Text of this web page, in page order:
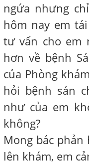
ngứa nhưng
hôm nay em
tư vấn cho em
hơn về bệnh
của Phòng
hỏi bệnh sán
như của em
không?
Mong bác
lên khám, em